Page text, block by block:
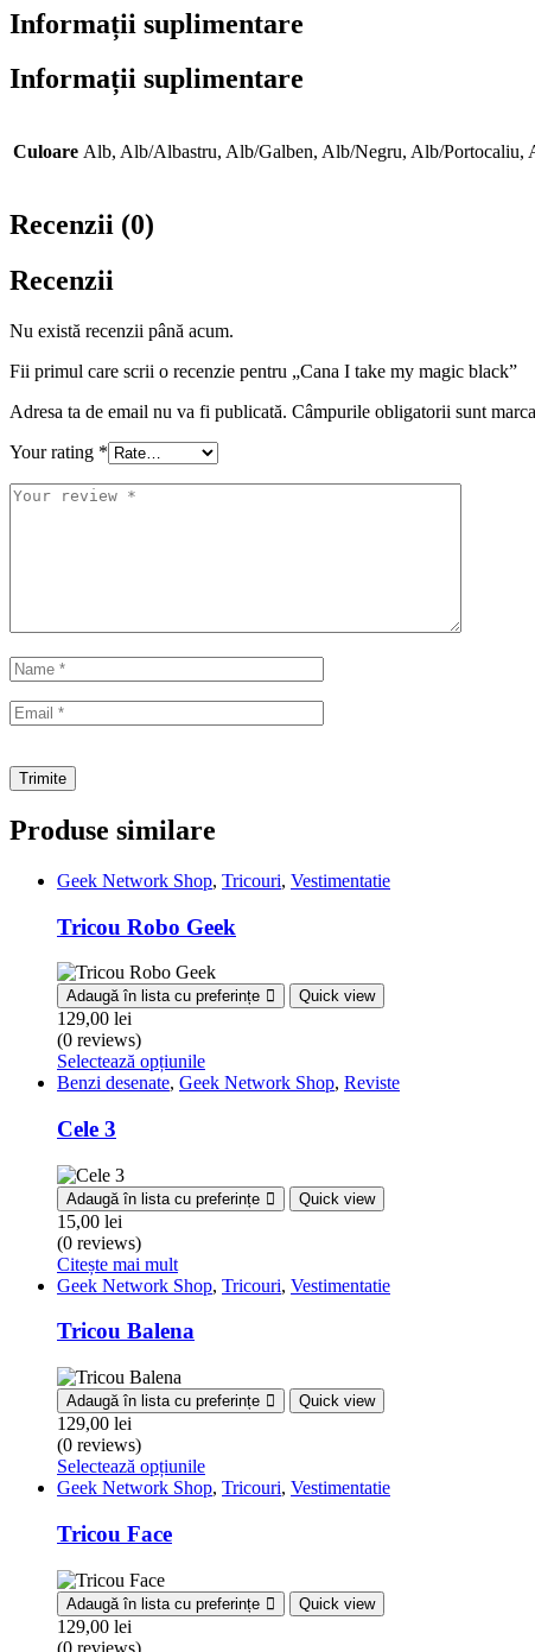
Informații suplimentare
Informații suplimentare
Culoare Alb, Alb/Albastru, Alb/Galben, Alb/Negru, Alb/Portocaliu,
Recenzii (0)
Recenzii
Nu există recenzii până acum.
Fii primul care scrii o recenzie pentru „Cana I take my magic black”
Adresa ta de email nu va fi publicată. Câmpurile obligatorii sunt
Your rating *
Produse similare
Geek Network Shop, Tricouri, Vestimentatie
Tricou Robo Geek
Adaugă în lista cu preferințe Quick view
129,00 lei
(0 reviews)
Selectează opțiunile
Benzi desenate, Geek Network Shop, Reviste
Cele 3
Adaugă în lista cu preferințe Quick view
15,00 lei
(0 reviews)
Citește mai mult
Geek Network Shop, Tricouri, Vestimentatie
Tricou Balena
Adaugă în lista cu preferințe Quick view
129,00 lei
(0 reviews)
Selectează opțiunile
Geek Network Shop, Tricouri, Vestimentatie
Tricou Face
Adaugă în lista cu preferințe Quick view
129,00 lei
(0 reviews)